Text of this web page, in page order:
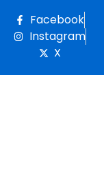
Facebook
Instagram
X